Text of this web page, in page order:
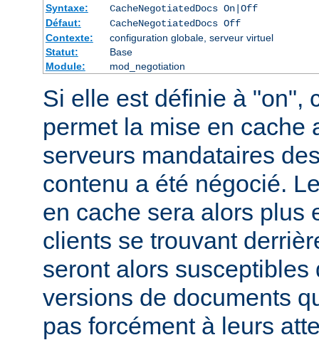
Syntaxe:
CacheNegotiatedDocs On|Off
Défaut:
CacheNegotiatedDocs Off
Contexte:
configuration globale, serveur virtuel
Statut:
Base
Module:
mod_negotiation
Si elle est définie à "on",
permet la mise en cache
serveurs mandataires
contenu a été négocié.
en cache sera alors plus
clients se trouvant
seront alors
versions de documents
pas forcément à leurs